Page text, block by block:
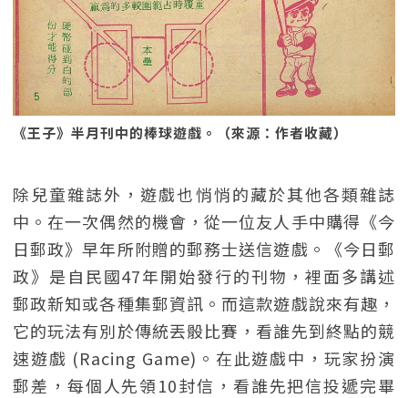
《王子》半月刊中的棒球遊戲。（來源：作者收藏）
除兒童雜誌外，遊戲也悄悄的藏於其他各類雜誌
中。在一次偶然的機會，從一位友人手中購得《今
日郵政》早年所附贈的郵務士送信遊戲。《今日郵
政》是自民國47年開始發行的刊物，裡面多講述
郵政新知或各種集郵資訊。而這款遊戲說來有趣，
它的玩法有別於傳統丟骰比賽，看誰先到終點的競
速遊戲 (Racing Game)。在此遊戲中，玩家扮演
郵差，每個人先領10封信，看誰先把信投遞完畢